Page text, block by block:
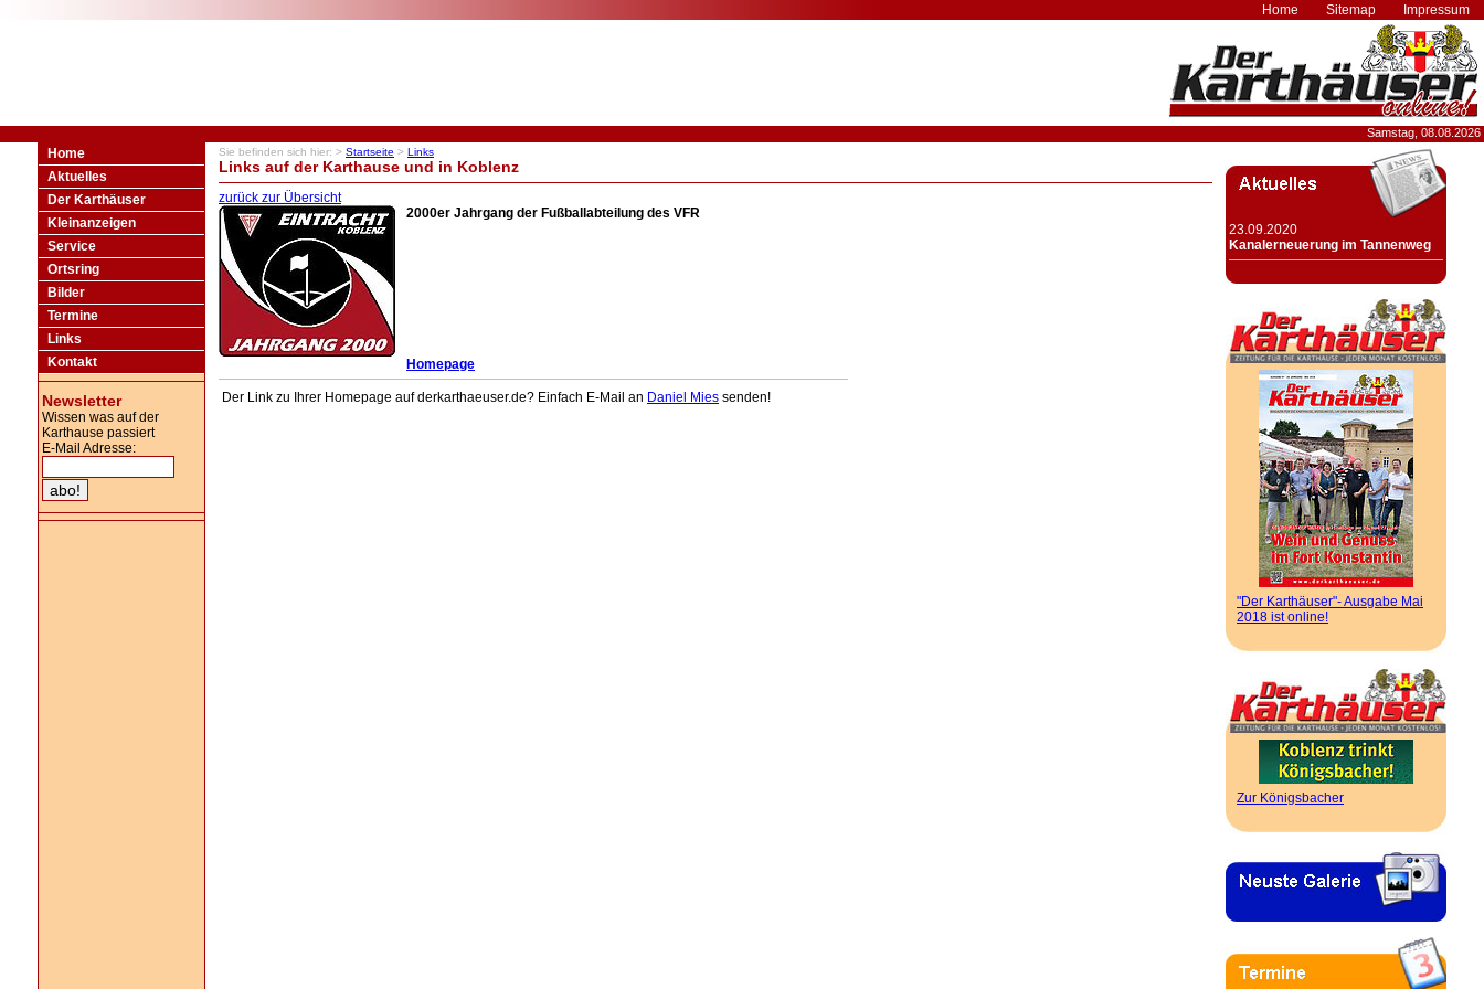
Home Sitemap Impressum
Samstag, 08.08.2026
Home
Aktuelles
Der Karthäuser
Kleinanzeigen
Service
Ortsring
Bilder
Termine
Links
Kontakt
Newsletter
Wissen was auf der
Karthause passiert
E-Mail Adresse:
Sie befinden sich hier: > Startseite > Links
Links auf der Karthause und in Koblenz
zurück zur Übersicht
2000er Jahrgang der Fußballabteilung des VFR
Homepage
Der Link zu Ihrer Homepage auf derkarthaeuser.de? Einfach E-Mail an Daniel Mies senden!
23.09.2020
Kanalerneuerung im Tannenweg
"Der Karthäuser"- Ausgabe Mai
2018 ist online!
Zur Königsbacher